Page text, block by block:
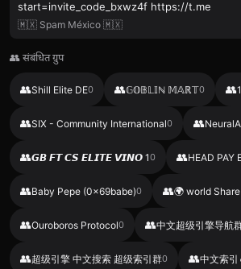
start=invite_code_bxwz4f https://t.me
🇲🇽 Spam México 🇲🇽
👥 संबंधित ग्रुप
👥Shill Elite DE0 👥𝔾𝕆𝔹𝕃𝕀ℕ 𝕄𝔸ℝ𝕋0 👥
👥SIX - Community International0 👥
👥𝙂𝘽 𝙁𝙏 𝘾𝙎 𝙀𝙇𝙄𝙏𝙀 𝙑𝙄𝙉𝙊 10 👥HEAD PAY
👥Baby Pepe (0x69babe)0 👥
👥Ouroboros Protocol0 👥中文超级引擎导航
👥超级引擎 中文搜索 超级索引群0 👥中文索引